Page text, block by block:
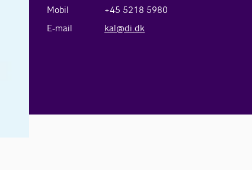
Mobil
+45 5218 5980
E-mail
kal@di.dk